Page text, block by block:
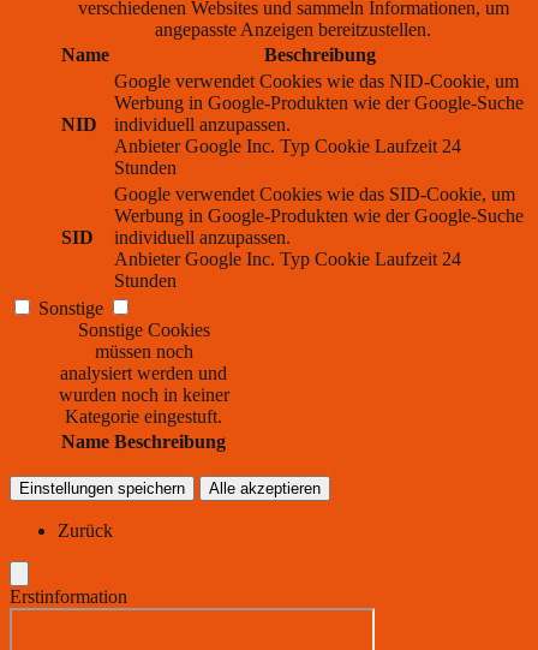
verschiedenen Websites und sammeln Informationen, um
angepasste Anzeigen bereitzustellen.
Name
Beschreibung
NID
Google verwendet Cookies wie das NID-Cookie, um
Werbung in Google-Produkten wie der Google-Suche
individuell anzupassen.
Anbieter Google Inc. Typ Cookie Laufzeit 24
Stunden
SID
Google verwendet Cookies wie das SID-Cookie, um
Werbung in Google-Produkten wie der Google-Suche
individuell anzupassen.
Anbieter Google Inc. Typ Cookie Laufzeit 24
Stunden
Sonstige
Sonstige Cookies
müssen noch
analysiert werden und
wurden noch in keiner
Kategorie eingestuft.
Name Beschreibung
Einstellungen speichern Alle akzeptieren
Zurück
Erstinformation